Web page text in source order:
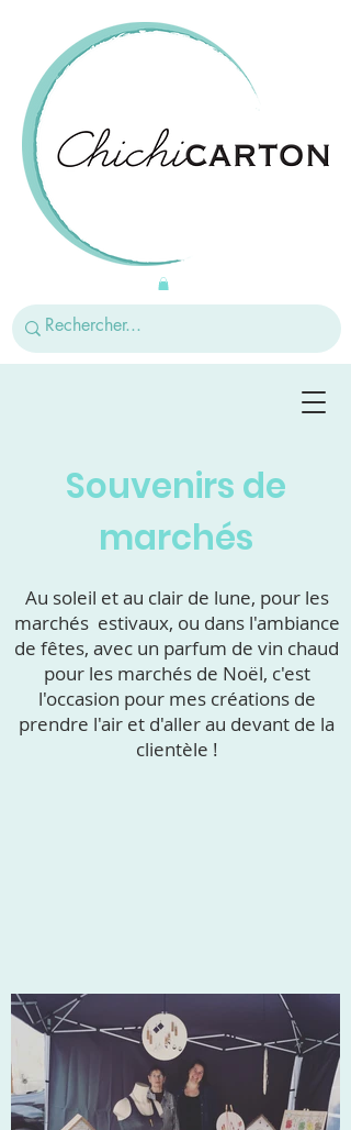
Au soleil et au clair de lune, pour les
marchés estivaux, ou dans l'ambiance
de fêtes, avec un parfum de vin chaud
pour les marchés de Noël, c'est
l'occasion pour mes créations de
prendre l'air et d'aller au devant de la
clientèle !
Souvenirs de
marchés